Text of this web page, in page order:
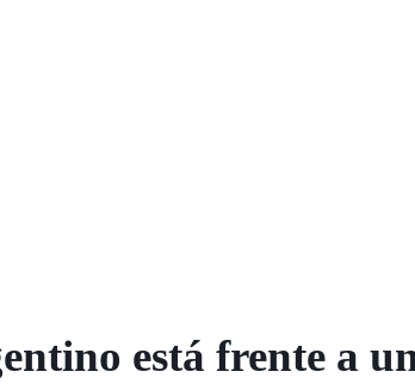
está frente a